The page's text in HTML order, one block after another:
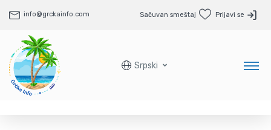
info@grckainfo.com Sačuvan smeštaj Prijavi se
Srpski